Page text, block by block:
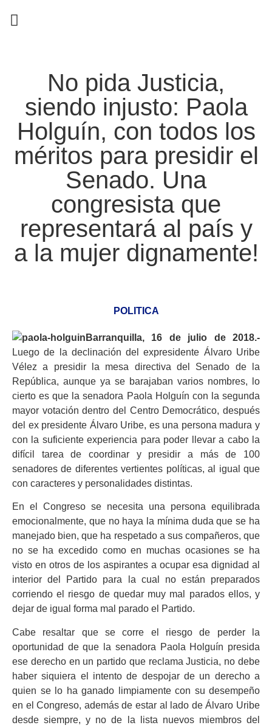
No pida Justicia,
siendo injusto: Paola
Holguín, con todos los
méritos para presidir el
Senado. Una
congresista que
representará al país y
a la mujer dignamente!
POLITICA
Barranquilla, 16 de julio de 2018.-
Luego de la declinación del expresidente Álvaro Uribe
Vélez a presidir la mesa directiva del Senado de la
República, aunque ya se barajaban varios nombres, lo
cierto es que la senadora Paola Holguín con la segunda
mayor votación dentro del Centro Democrático, después
del ex presidente Álvaro Uribe, es una persona madura y
con la suficiente experiencia para poder llevar a cabo la
difícil tarea de coordinar y presidir a más de 100
senadores de diferentes vertientes políticas, al igual que
con caracteres y personalidades distintas.
En el Congreso se necesita una persona equilibrada
emocionalmente, que no haya la mínima duda que se ha
manejado bien, que ha respetado a sus compañeros, que
no se ha excedido como en muchas ocasiones se ha
visto en otros de los aspirantes a ocupar esa dignidad al
interior del Partido para la cual no están preparados
corriendo el riesgo de quedar muy mal parados ellos, y
dejar de igual forma mal parado el Partido.
Cabe resaltar que se corre el riesgo de perder la
oportunidad de que la senadora Paola Holguín presida
ese derecho en un partido que reclama Justicia, no debe
haber siquiera el intento de despojar de un derecho a
quien se lo ha ganado limpiamente con su desempeño
en el Congreso, además de estar al lado de Álvaro Uribe
desde siempre, y no de la lista nuevos miembros del